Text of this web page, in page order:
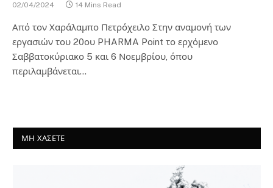
02/04/2024 14 Mins Read
Από τον Χαράλαμπο Πετρόχειλο Στην αναμονή των
εργασιών του 20ου PHARMA Point το ερχόμενο
Σαββατοκύριακο 5 και 6 Νοεμβρίου, όπου
περιλαμβάνεται…
ΜΗ ΧΑΣΕΤΕ